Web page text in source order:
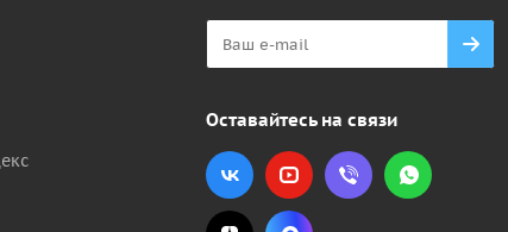
Оставайтесь на связи